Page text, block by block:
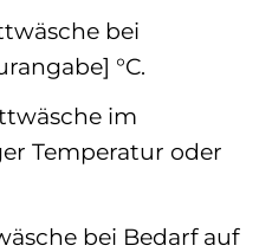
bei
°C.
im
Temperatur oder
bei Bedarf auf